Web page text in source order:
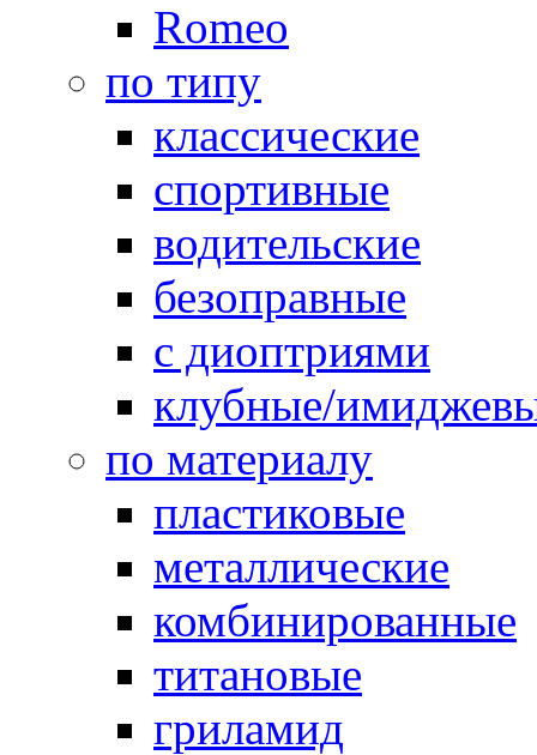
Romeo
по типу
классические
спортивные
водительские
безоправные
с диоптриями
клубные/
по материалу
пластиковые
металлические
комбинированные
титановые
гриламид